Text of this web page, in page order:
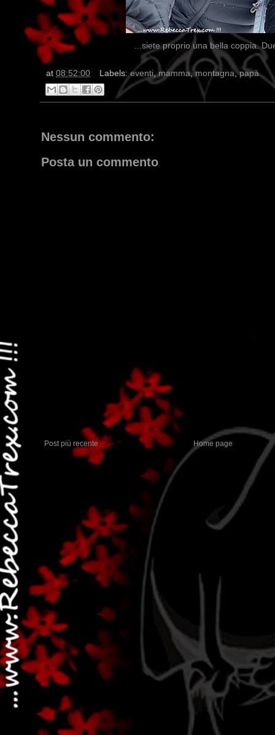
...siete proprio una bella coppia.
at 08:52:00 Labels:eventi,mamma, montagna,papà
Nessun commento:
Posta un commento
Post più recente Home page